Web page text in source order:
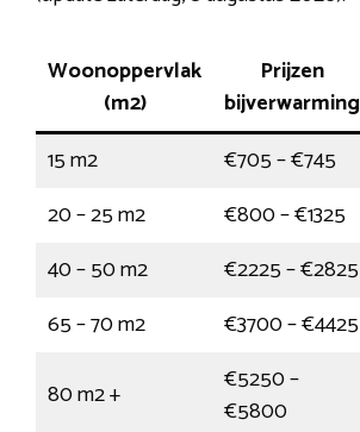
Woonoppervlak
(m2)
Prijzen
bijverwarming
15 m2
€705 – €745
20 – 25 m2
€800 – €1325
40 – 50 m2
€2225 – €2825
65 – 70 m2
€3700 – €4425
80 m2 +
€5250 –
€5800